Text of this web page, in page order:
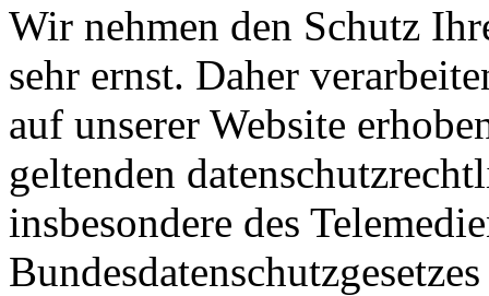
Wir nehmen den Schutz
sehr ernst. Daher
auf unserer Website
geltenden
insbesondere des